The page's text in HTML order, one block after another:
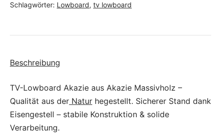
Schlagwörter: Lowboard, tv lowboard
Beschreibung
TV-Lowboard Akazie aus Akazie Massivholz –
Qualität aus der Natur hegestellt. Sicherer Stand dank
Eisengestell – stabile Konstruktion & solide
Verarbeitung.